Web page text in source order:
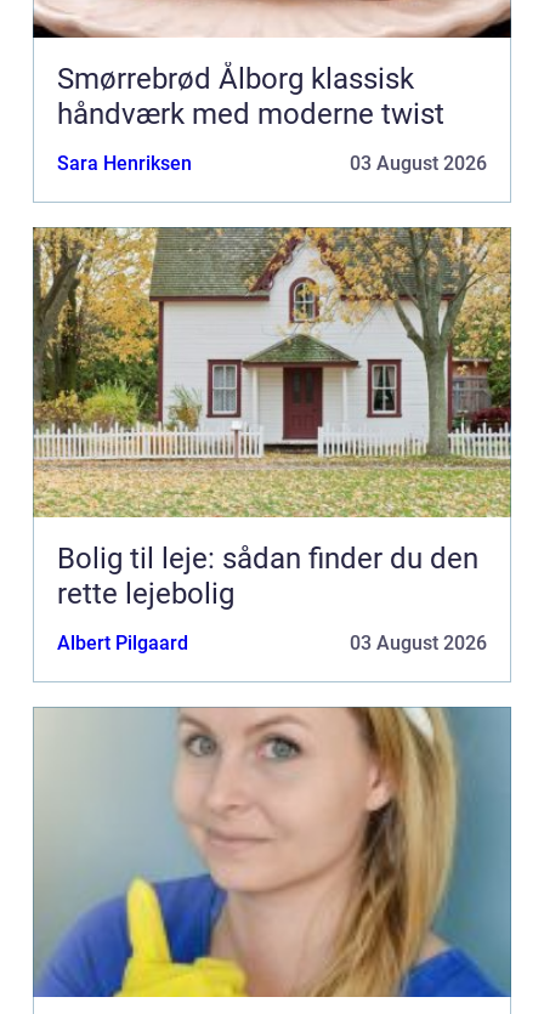
Smørrebrød Ålborg klassisk
håndværk med moderne twist
Sara Henriksen 03 August 2026
Bolig til leje: sådan finder du den
rette lejebolig
Albert Pilgaard 03 August 2026